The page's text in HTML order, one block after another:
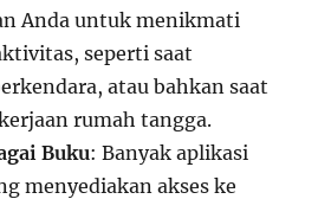
Anda untuk menikmati
seperti saat
atau bahkan saat
rumah tangga.
Buku: Banyak aplikasi
menyediakan akses ke